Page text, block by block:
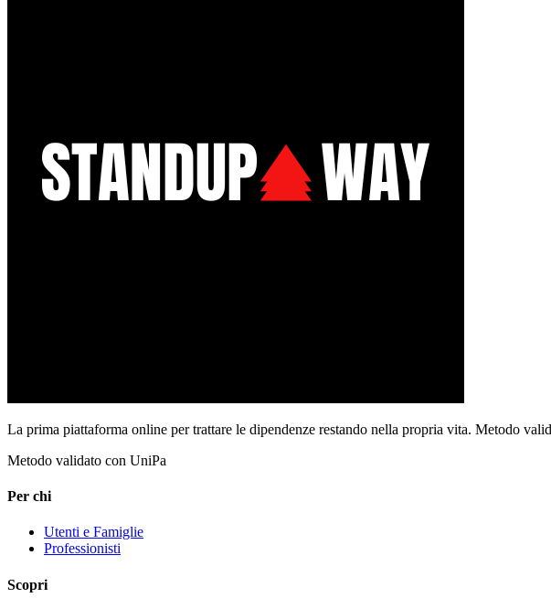
La prima piattaforma online per trattare le dipendenze restando nella propria vita. Metodo
Metodo validato con UniPa
Per chi
Utenti e Famiglie
Professionisti
Scopri